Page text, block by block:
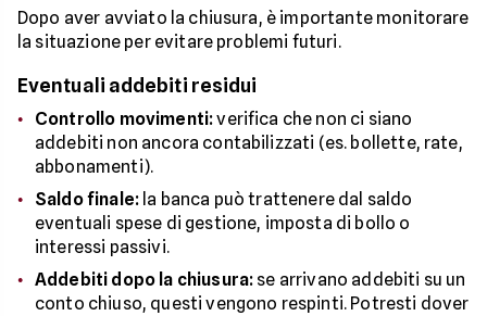
Dopo aver avviato la chiusura, è importante monitorare
la situazione per evitare problemi futuri.
Eventuali addebiti residui
Controllo movimenti:verifica che non ci siano
addebiti non ancora contabilizzati (es. bollette, rate,
abbonamenti).
Saldo finale: la banca può trattenere dal saldo
eventuali spese di gestione, imposta di bollo o
interessi passivi.
Addebiti dopo la chiusura: se arrivano addebiti su un
conto chiuso, questi vengono respinti. Potresti dover